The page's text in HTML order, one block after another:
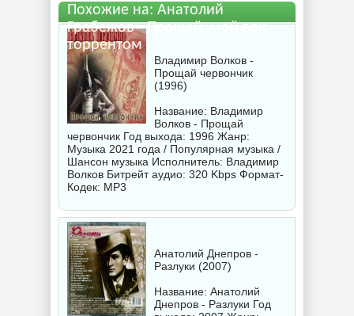
Похожие на: Анатолий
Грабежов - Прощай, мой век
торрентом
Владимир Волков -
Прощай червончик
(1996)
Название: Владимир
Волков - Прощай
червончик Год выхода: 1996 Жанр:
Музыка 2021 года / Популярная музыка /
Шансон музыка Исполнитель: Владимир
Волков Битрейт аудио: 320 Kbps Формат-
Кодек: MP3
Анатолий Днепров -
Разлуки (2007)
Название: Анатолий
Днепров - Разлуки Год